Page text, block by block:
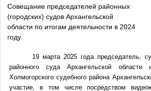
Совещание председателей районных
(городских) судов Архангельской
области по итогам деятельности в 2024
году
19 марта 2025 года председатель,
районного суда Архангельской
Холмогорского судебного района
участие, в том числе посредством